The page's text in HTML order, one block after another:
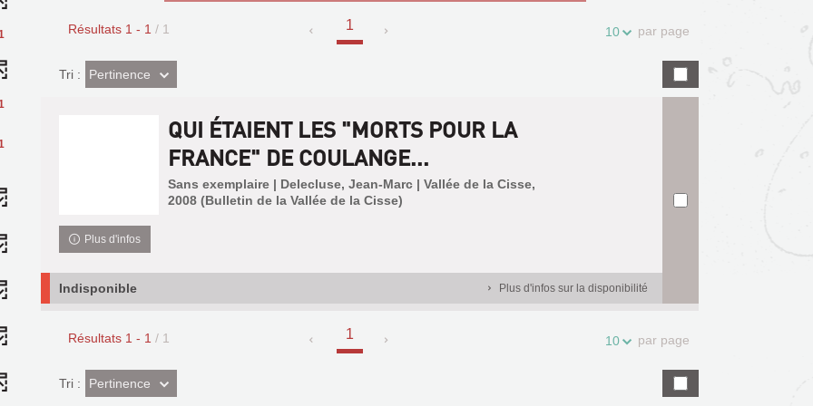
Résultats 1 - 1 / 1 1 10 par page
Tri :(Effet
imédiat)
Pertinence
QUI ÉTAIENT LES "MORTS POUR LA
FRANCE" DE COULANGE...
Sans exemplaire | Delecluse, Jean-Marc | Vallée de la Cisse,
2008 (Bulletin de la Vallée de la Cisse)
Plus d'infos
Indisponible Plus d'infos sur la disponibilité
Résultats 1 - 1 / 1 1 10 par page
Tri :(Effet
imédiat)
Pertinence